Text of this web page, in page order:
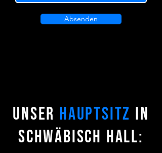
Absenden
UNSER Hauptsitz in
Schwäbisch Hall: